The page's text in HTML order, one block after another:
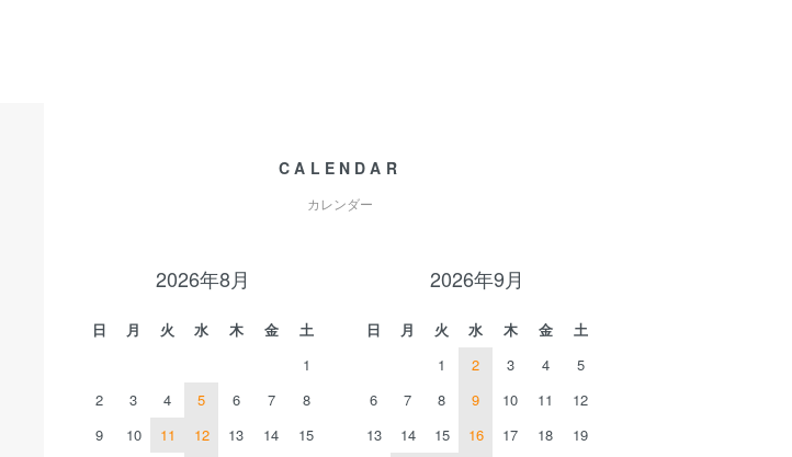
CALENDAR
カレンダー
2026年8月
日 月 火 水 木 金
土
1
2
3 4 5 6 7
8
9
10 11 12 13 14
15
2026年9月
日 月 火 水 木 金
土
1
2 3 4
5
6
7 8 9 10 11
12
13
14 15 16 17 18
19